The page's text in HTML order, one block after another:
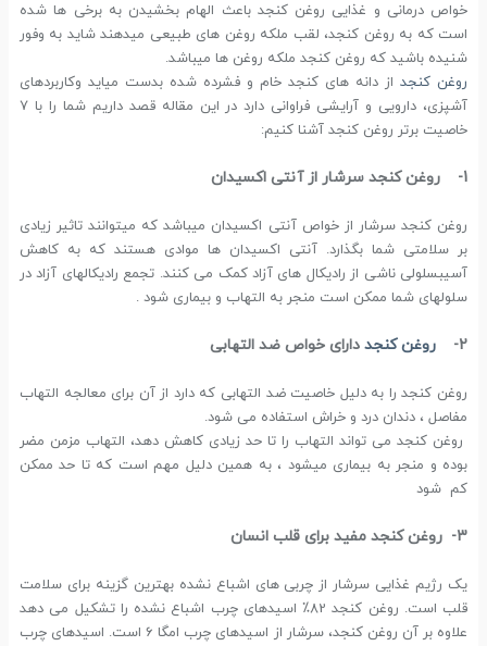
خواص درمانی و غذایی روغن کنجد باعث الهام بخشیدن به برخی ها شده
است که به روغن کنجد، لقب ملکه روغن های طبیعی میدهند شاید به وفور
شنیده باشید که روغن کنجد ملکه روغن ها میباشد.
روغن کنجد از دانه های کنجد خام و فشرده شده بدست میاید وکاربردهای
آشپزی، دارویی و آرایشی فراوانی دارد در این مقاله قصد داریم شما را با 7
خاصیت برتر روغن کنجد آشنا کنیم:
1- روغن کنجد سرشار از آنتی اکسیدان
روغن کنجد سرشار از خواص آنتی اکسیدان میباشد که میتوانند تاثیر زیادی
بر سلامتی شما بگذارد. آنتی اکسیدان ها موادی هستند که به کاهش
آسیبسلولی ناشی از رادیکال های آزاد کمک می کنند. تجمع رادیکالهای آزاد در
سلولهای شما ممکن است منجر به التهاب و بیماری شود .
2- روغن کنجد دارای خواص ضد التهابی
روغن کنجد را به دلیل خاصیت ضد التهابی که دارد از آن برای معالجه التهاب
مفاصل ، دندان درد و خراش استفاده می شود.
روغن کنجد می تواند التهاب را تا حد زیادی کاهش دهد، التهاب مزمن مضر
بوده و منجر به بیماری میشود ، به همین دلیل مهم است که تا حد ممکن
کم شود
3- روغن کنجد مفید برای قلب انسان
یک رژیم غذایی سرشار از چربی های اشباع نشده بهترین گزینه برای سلامت
قلب است. روغن کنجد 82٪ اسیدهای چرب اشباع نشده را تشکیل می دهد
علاوه بر آن روغن کنجد، سرشار از اسیدهای چرب امگا 6 است. اسیدهای چرب